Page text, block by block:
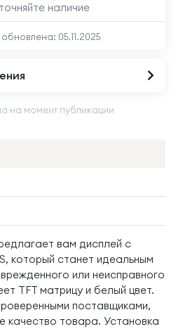
наличие
05.11.2025
на момент публикации
вам дисплей с
который станет идеальным
или неисправного
TFT матрицу и белый цвет.
поставщиками,
качество товара. Установка